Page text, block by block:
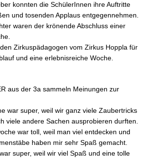
konnten die SchülerInnen ihre Auftritte
und tosenden Applaus entgegennehmen.
waren der krönende Abschluss einer
Zirkuspädagogen vom Zirkus Hoppla für
und eine erlebnisreiche Woche.
aus der 3a sammeln Meinungen zur
war super, weil wir ganz viele Zaubertricks
viele andere Sachen ausprobieren durften.
war toll, weil man viel entdecken und
haben mir sehr Spaß gemacht.
super, weil wir viel Spaß und eine tolle